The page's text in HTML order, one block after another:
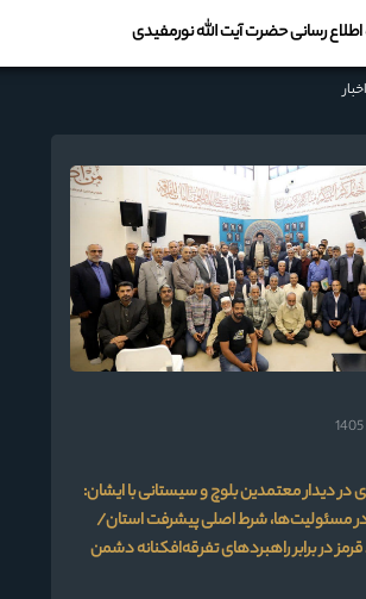
اطلاع رسانی حضرت آیت الله نورمفیدی
اخبار
در دیدار معتمدین بلوچ و سیستانی با ایشان:
مسئولیت‌ها، شرط اصلی پیشرفت استان/
در برابر راهبردهای تفرقه‌افکنانه دشمن